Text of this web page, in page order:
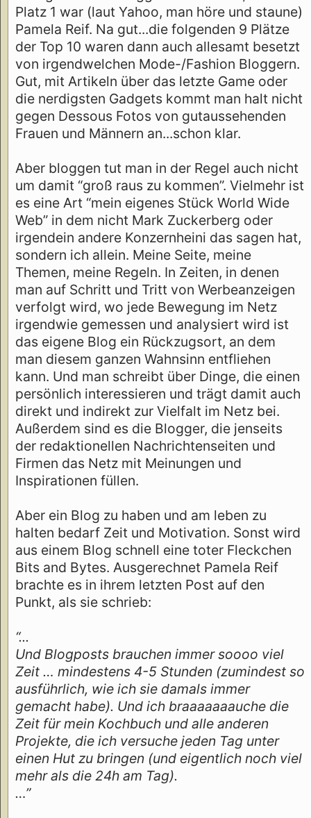
Platz 1 war (laut Yahoo, man höre und staune)
Pamela Reif. Na gut...die folgenden 9 Plätze
der Top 10 waren dann auch allesamt besetzt
von irgendwelchen Mode-/Fashion Bloggern.
Gut, mit Artikeln über das letzte Game oder
die nerdigsten Gadgets kommt man halt nicht
gegen Dessous Fotos von gutaussehenden
Frauen und Männern an...schon klar.
Aber bloggen tut man in der Regel auch nicht
um damit “groß raus zu kommen”. Vielmehr ist
es eine Art “mein eigenes Stück World Wide
Web” in dem nicht Mark Zuckerberg oder
irgendein andere Konzernheini das sagen hat,
sondern ich allein. Meine Seite, meine
Themen, meine Regeln. In Zeiten, in denen
man auf Schritt und Tritt von Werbeanzeigen
verfolgt wird, wo jede Bewegung im Netz
irgendwie gemessen und analysiert wird ist
das eigene Blog ein Rückzugsort, an dem
man diesem ganzen Wahnsinn entfliehen
kann. Und man schreibt über Dinge, die einen
persönlich interessieren und trägt damit auch
direkt und indirekt zur Vielfalt im Netz bei.
Außerdem sind es die Blogger, die jenseits
der redaktionellen Nachrichtenseiten und
Firmen das Netz mit Meinungen und
Inspirationen füllen.
Aber ein Blog zu haben und am leben zu
halten bedarf Zeit und Motivation. Sonst wird
aus einem Blog schnell eine toter Fleckchen
Bits and Bytes. Ausgerechnet Pamela Reif
brachte es in ihrem letzten Post auf den
Punkt, als sie schrieb:
“...
Und Blogposts brauchen immer soooo viel
Zeit … mindestens 4-5 Stunden (zumindest so
ausführlich, wie ich sie damals immer
gemacht habe). Und ich braaaaaaauche die
Zeit für mein Kochbuch und alle anderen
Projekte, die ich versuche jeden Tag unter
einen Hut zu bringen (und eigentlich noch viel
mehr als die 24h am Tag).
…”